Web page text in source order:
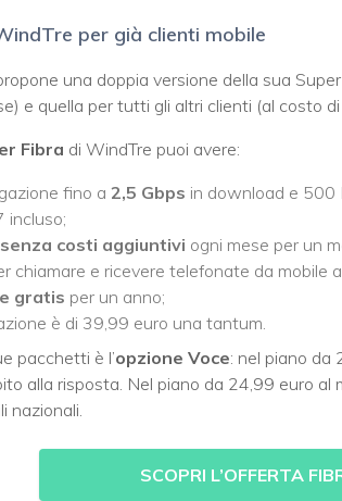
per già clienti mobile
una doppia versione della sua
e quella per tutti gli altri clienti (al costo di
Fibra di WindTre puoi avere:
fino a 2,5 Gbps in download e 500
incluso;
costi aggiuntivi ogni mese per un
chiamare e ricevere telefonate da mobile
gratis per un anno;
è di 39,99 euro una tantum.
pacchetti è l’opzione Voce: nel piano da
alla risposta. Nel piano da 24,99 euro al
nazionali.
SCOPRI L’OFFERTA